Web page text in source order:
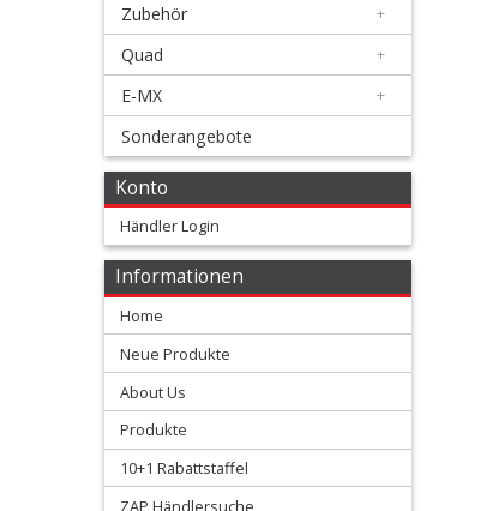
Honda
Suzuki
Kawasaki
Yamaha
Zubehör +
Quad +
E-MX +
Sonderangebote
Konto
Händler Login
Informationen
Home
Neue Produkte
About Us
Produkte
10+1 Rabattstaffel
ZAP Händlersuche